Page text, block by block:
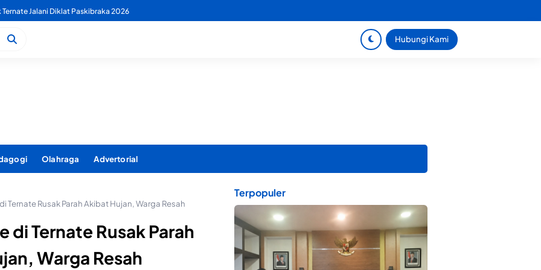
Jalani Diklat Paskibraka 2026
Benahi Pelayanan Air Bersih Secara Menyeluruh
Hubungi Kami
Olahraga Advertorial
Ternate Rusak Parah Akibat Hujan, Warga Resah
di Ternate Rusak Parah
Warga Resah
Terpopuler